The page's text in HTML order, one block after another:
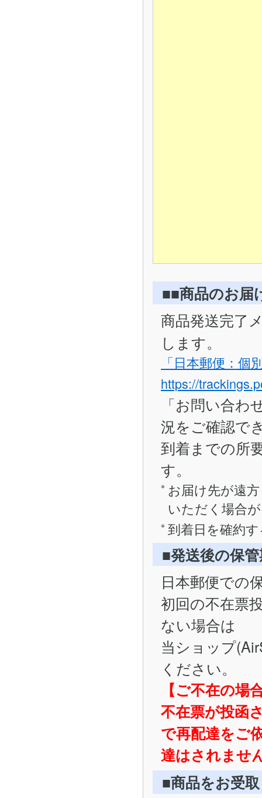
■■商品のお届
商品発送完了
します。
「日本郵便：個
https://
「お問い合
況をご確認で
到着までの所
す。
お届け先が遠
いただく場合
到着日を確約
■発送後の保
日本郵便での
初回の不在票
ない場合は
当ショップ
ください。
【ご不在の場
不在票が投函
で再配達をご
達はされませ
■商品をお受